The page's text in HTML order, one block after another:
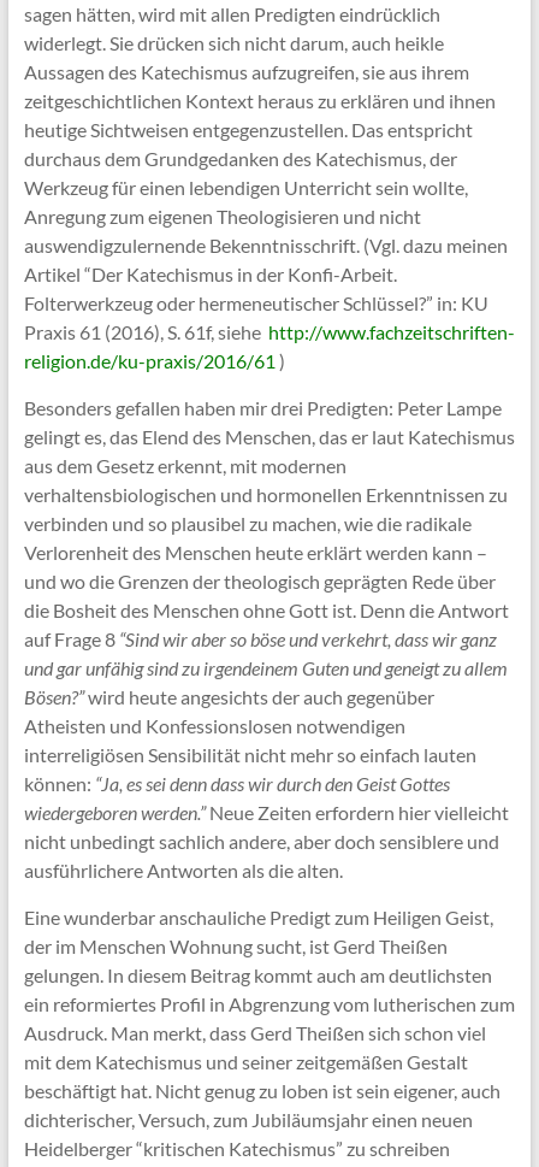
sagen hätten, wird mit allen Predigten eindrücklich
widerlegt. Sie drücken sich nicht darum, auch heikle
Aussagen des Katechismus aufzugreifen, sie aus ihrem
zeitgeschichtlichen Kontext heraus zu erklären und ihnen
heutige Sichtweisen entgegenzustellen. Das entspricht
durchaus dem Grundgedanken des Katechismus, der
Werkzeug für einen lebendigen Unterricht sein wollte,
Anregung zum eigenen Theologisieren und nicht
auswendigzulernende Bekenntnisschrift. (Vgl. dazu meinen
Artikel “Der Katechismus in der Konfi-Arbeit.
Folterwerkzeug oder hermeneutischer Schlüssel?” in: KU
Praxis 61 (2016), S. 61f, siehe http://www.fachzeitschriften-
religion.de/ku-praxis/2016/61 )
Besonders gefallen haben mir drei Predigten: Peter Lampe
gelingt es, das Elend des Menschen, das er laut Katechismus
aus dem Gesetz erkennt, mit modernen
verhaltensbiologischen und hormonellen Erkenntnissen zu
verbinden und so plausibel zu machen, wie die radikale
Verlorenheit des Menschen heute erklärt werden kann –
und wo die Grenzen der theologisch geprägten Rede über
die Bosheit des Menschen ohne Gott ist. Denn die Antwort
auf Frage 8 “Sind wir aber so böse und verkehrt, dass wir ganz
und gar unfähig sind zu irgendeinem Guten und geneigt zu allem
Bösen?”wird heute angesichts der auch gegenüber
Atheisten und Konfessionslosen notwendigen
interreligiösen Sensibilität nicht mehr so einfach lauten
können: “Ja, es sei denn dass wir durch den Geist Gottes
wiedergeboren werden.”Neue Zeiten erfordern hier vielleicht
nicht unbedingt sachlich andere, aber doch sensiblere und
ausführlichere Antworten als die alten.
Eine wunderbar anschauliche Predigt zum Heiligen Geist,
der im Menschen Wohnung sucht, ist Gerd Theißen
gelungen. In diesem Beitrag kommt auch am deutlichsten
ein reformiertes Profil in Abgrenzung vom lutherischen zum
Ausdruck. Man merkt, dass Gerd Theißen sich schon viel
mit dem Katechismus und seiner zeitgemäßen Gestalt
beschäftigt hat. Nicht genug zu loben ist sein eigener, auch
dichterischer, Versuch, zum Jubiläumsjahr einen neuen
Heidelberger “kritischen Katechismus” zu schreiben